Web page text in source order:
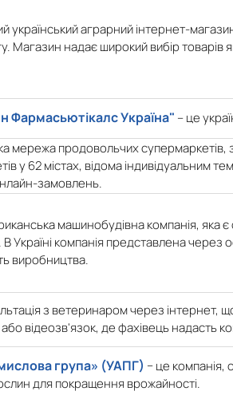
український аграрний інтернет-
Магазин надає широкий вибір товарів
Фармасьютікалс Україна" – це
мережа продовольчих супермаркетів,
у 62 містах, відома
замовлень.
машинобудівна компанія, яка є
В Україні компанія представлена
виробництва.
з ветеринаром через інтернет,
відеозв'язок, де фахівець надасть
група» (УАПГ) − це компанія,
для покращення врожайності.